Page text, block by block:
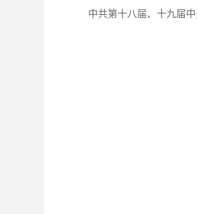
中共第十八届、十九届